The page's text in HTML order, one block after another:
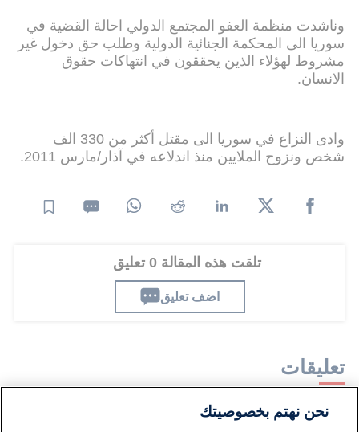
وناشدت منظمة العفو المجتمع الدولي احالة القضية في
سوريا الى المحكمة الجنائية الدولية وطلب حق دخول غير
مشروط لهؤلاء الذين يحققون في انتهاكات حقوق
الانسان.
وادى النزاع في سوريا الى مقتل أكثر من 330 الف
شخص ونزوح الملايين منذ اندلاعه في آذار/مارس 2011.
تلقت هذه المقالة 0 تعليق
اضف تعليق
تعليقات
لا توجد تعليقات مكتوبة حتى الآن. كن الأول!
نحن نهتم بخصوصيتك